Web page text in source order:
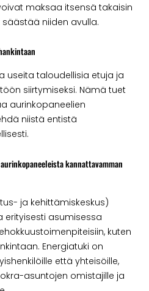
maksaa itsensä takaisin
niiden avulla.
useita taloudellisia etuja ja
siirtymiseksi. Nämä tuet
aurinkopaneelien
niistä entistä
kannattavamman
ja kehittämiskeskus)
asumisessa
kuten
Energiatuki on
että yhteisöille,
asuntojen omistajille ja